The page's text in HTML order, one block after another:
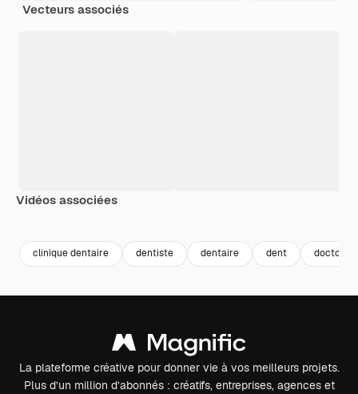
Vecteurs associés
Vidéos associées
clinique dentaire dentiste dentaire dent doctor
La plateforme créative pour donner vie à vos meilleurs projets.
Plus d’un million d’abonnés : créatifs, entreprises, agences et